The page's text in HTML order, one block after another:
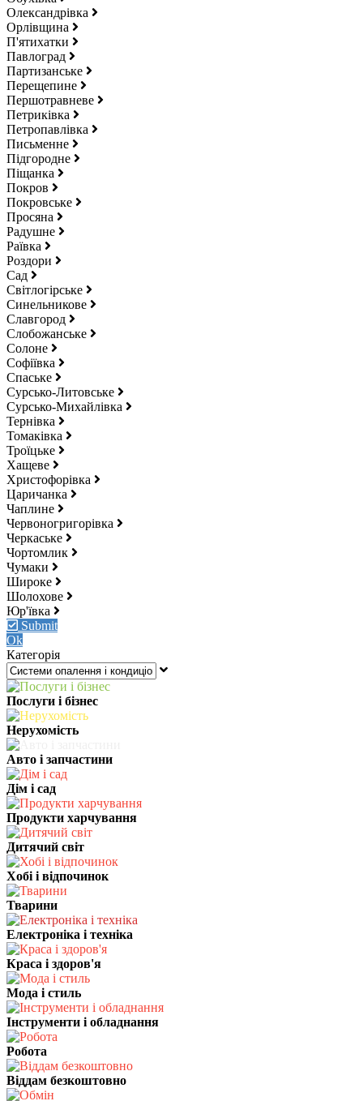
Олександрівка
Орлівщина
П'ятихатки
Павлоград
Партизанське
Перещепине
Першотравневе
Петриківка
Петропавлівка
Письменне
Підгородне
Піщанка
Покров
Покровське
Просяна
Радушне
Раївка
Роздори
Сад
Світлогірське
Синельникове
Славгород
Слобожанське
Солоне
Софіївка
Спаське
Сурсько-Литовське
Сурсько-Михайлівка
Тернівка
Томаківка
Троїцьке
Хащеве
Христофорівка
Царичанка
Чаплине
Червоногригорівка
Черкаське
Чортомлик
Чумаки
Широке
Шолохове
Юр'ївка
Submit
Ok
Категорія
Послуги і бізнес
Нерухомість
Авто і запчастини
Дім і сад
Продукти харчування
Дитячий світ
Хобі і відпочинок
Тварини
Електроніка і техніка
Краса і здоров'я
Мода і стиль
Інструменти і обладнання
Робота
Віддам безкоштовно